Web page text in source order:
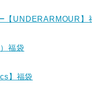
【UNDERARMOUR】
福袋
】福袋